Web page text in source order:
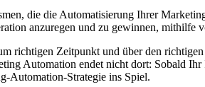
die die Automatisierung Ihrer
anzuregen und zu gewinnen, mithilfe
richtigen Zeitpunkt und über den
Automation endet nicht dort: Sobald
Automation-Strategie ins Spiel.